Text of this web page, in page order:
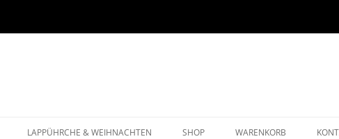
LAPPÜHRCHE & WEIHNACHTEN SHOP WARENKORB